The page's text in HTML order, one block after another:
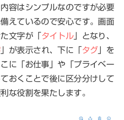
容はシンプルなのですが必要
えているので安心です。画面
文字が「タイトル 」となり、
」が表示され、下に「タグ 」を
に「お仕事」や「プライベー
おくことで後に区分分けして
な役割を果たします。